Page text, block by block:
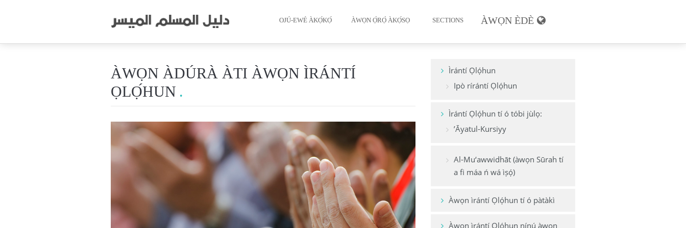
OJÚ-EWÉ ÀKỌ́KỌ́ ÀWỌN Ọ̀RỌ̀ ÀKỌ́SỌ SECTIONS
Ìgbàgbọ́ Mùsùlùmí
Ìmọ́ra Mùsùlùmí
Ìrun Mùsùlùmí
Ààwẹ̀ gbígbà
Ḥajj ṣíṣe
ÀWỌN ÈDÈ
ÀWỌN ÀDÚRÀ ÀTI ÀWỌN ÌRÁNTÍ
ỌLỌ́HUN
Ìrántí Ọlọ́hun
Ipò rírántí Ọlọ́hun
Ìrántí Ọlọ́hun tí ó tóbi jùlọ:
’Āyatul-Kursiyy
Al-Mu‘awwidhāt (àwọn Sūrah tí
a fi máa ń wá ìṣọ́)
Àwọn ìrántí Ọlọ́hun tí ó pàtàkì
Àwọn ìrántí Ọlọ́hun nínú àwọn